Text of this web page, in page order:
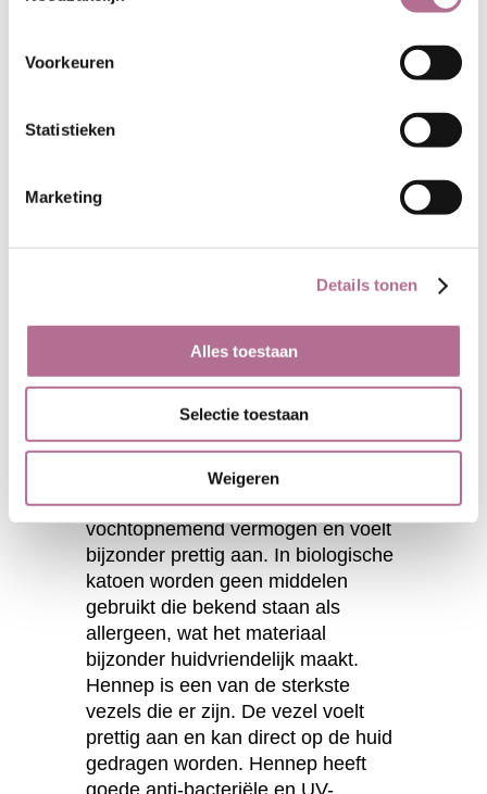
Voorkeuren
Statistieken
Marketing
Details tonen
Alles toestaan
Selectie toestaan
Weigeren
Krimp:
Wasvoorschrift:
Draagcomfort
Biologische katoen is zacht, redelijk
elastisch, heeft een goed
vochtopnemend vermogen en voelt
bijzonder prettig aan. In biologische
katoen worden geen middelen
gebruikt die bekend staan als
allergeen, wat het materiaal
bijzonder huidvriendelijk maakt.
Hennep is een van de sterkste
vezels die er zijn. De vezel voelt
prettig aan en kan direct op de huid
gedragen worden. Hennep heeft
goede anti-bacteriële en UV-